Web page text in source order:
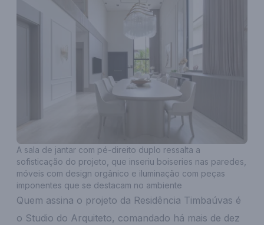
A sala de jantar com pé-direito duplo ressalta a
sofisticação do projeto, que inseriu boiseries nas paredes,
móveis com design orgânico e iluminação com peças
imponentes que se destacam no ambiente
Quem assina o projeto da Residência Timbaúvas é
o Studio do Arquiteto, comandado há mais de dez